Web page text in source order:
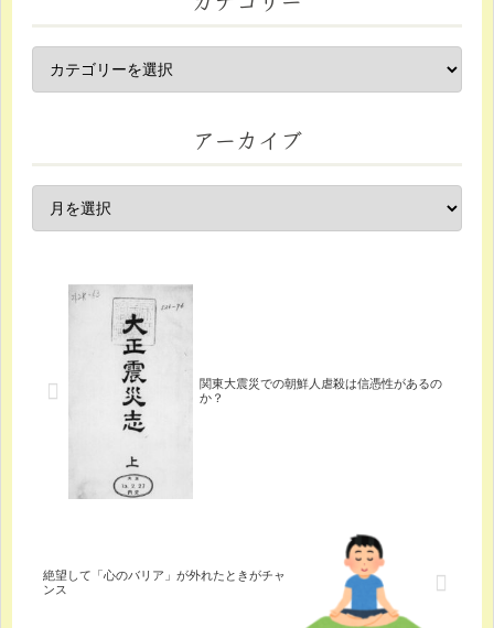
アーカイブ
関東大震災での朝鮮人虐殺は信憑性があるの
か？
絶望して「心のバリア」が外れたときがチャ
ンス